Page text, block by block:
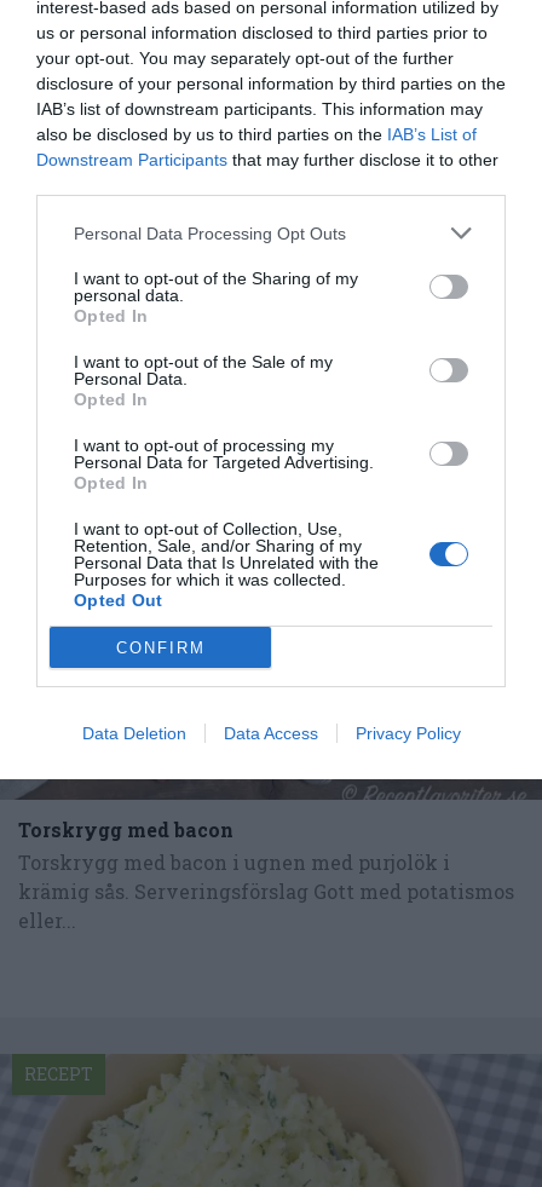
interest-based ads based on personal information utilized by
us or personal information disclosed to third parties prior to
your opt-out. You may separately opt-out of the further
disclosure of your personal information by third parties on the
IAB’s list of downstream participants. This information may
also be disclosed by us to third parties on the IAB’s List of
Downstream Participants that may further disclose it to other
Personal Data Processing Opt Outs
I want to opt-out of the Sharing of my
personal data.
Opted In
I want to opt-out of the Sale of my
Personal Data.
Opted In
I want to opt-out of processing my
Personal Data for Targeted Advertising.
Opted In
I want to opt-out of Collection, Use,
Retention, Sale, and/or Sharing of my
Personal Data that Is Unrelated with the
Purposes for which it was collected.
Opted Out
CONFIRM
Data Deletion Data Access Privacy Policy
Torskrygg eller torskfilé i ugn. Laga hela middagen
i en form. Allt-i-ett med torsk, potatis,...
Torskrygg med bacon
Torskrygg med bacon i ugnen med purjolök i
krämig sås. Serveringsförslag Gott med potatismos
eller...
RECEPT
RECEPT